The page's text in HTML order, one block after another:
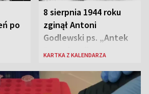
po
8 sierpnia 1944 roku
zginął Antoni
Godlewski ps. „Antek
Rozpylacz”
KARTKA Z KALENDARZA